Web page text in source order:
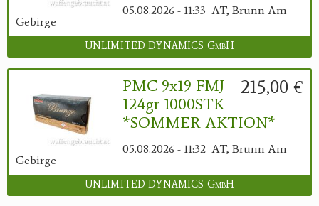
05.08.2026 - 11:33 AT, Brunn Am
Gebirge
UNLIMITED DYNAMICS GmbH
215,00 €
PMC 9x19 FMJ
124gr 1000STK
*SOMMER AKTION*
05.08.2026 - 11:32 AT, Brunn Am
Gebirge
UNLIMITED DYNAMICS GmbH